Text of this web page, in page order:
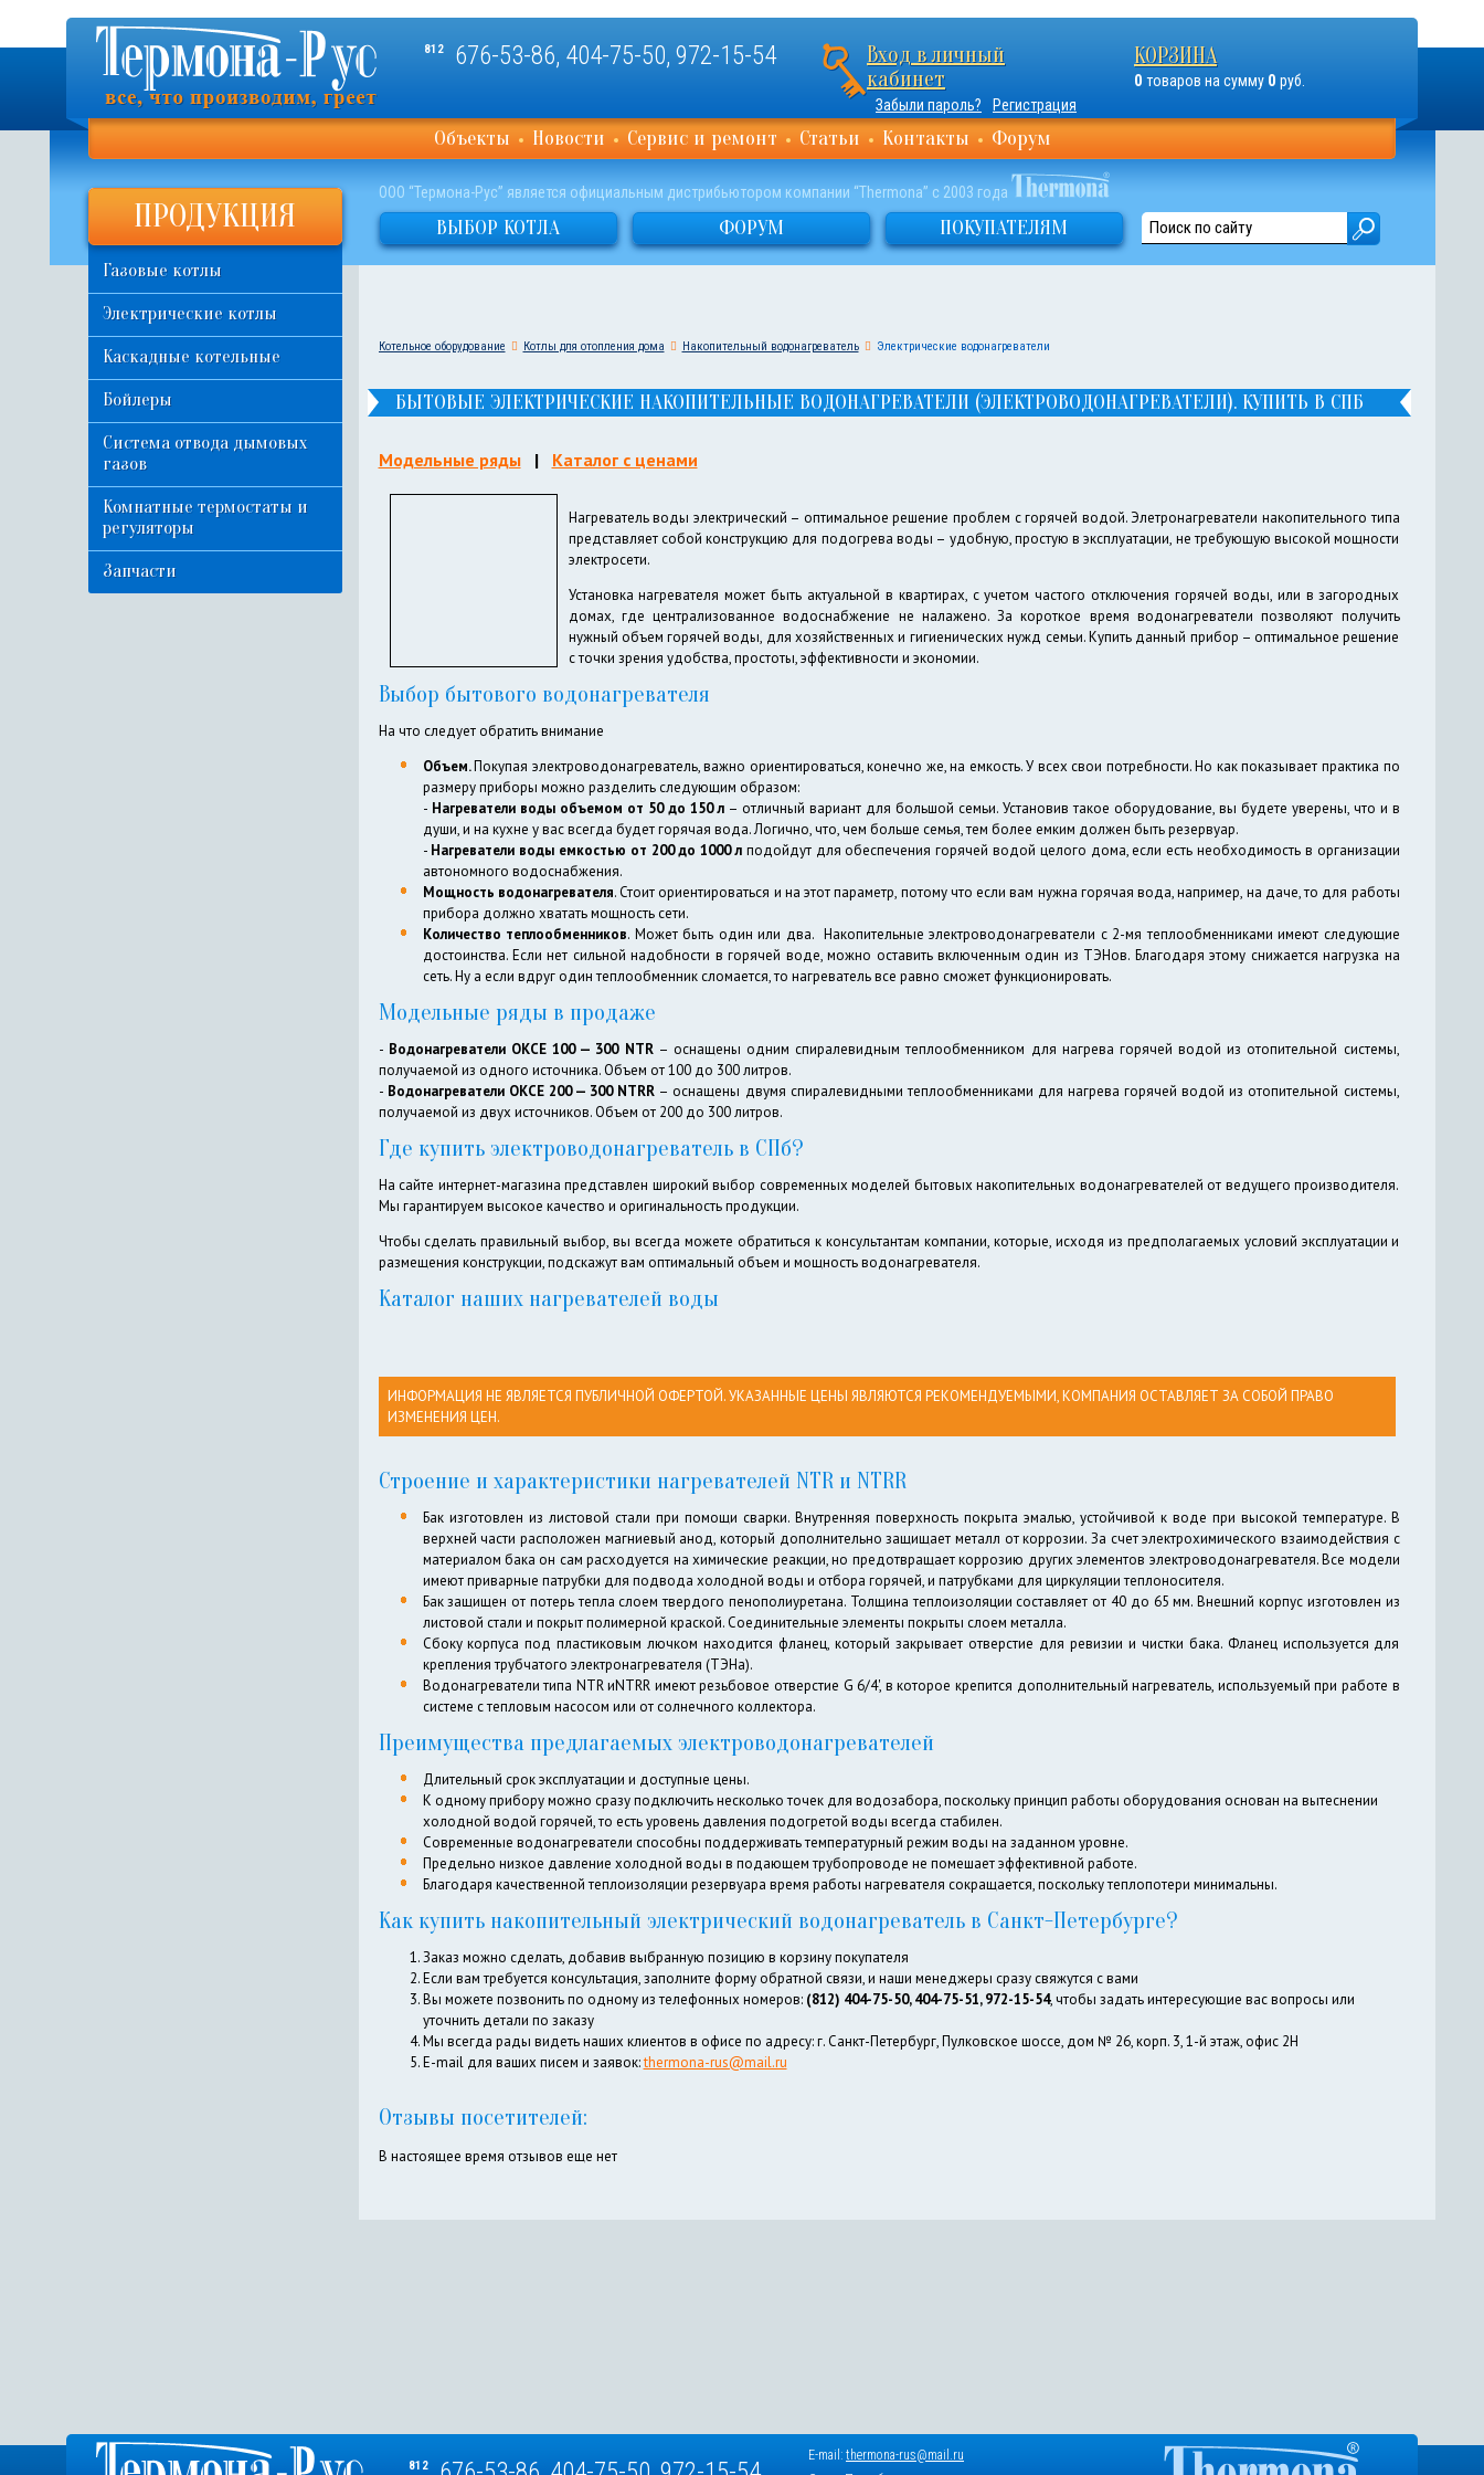
812 676-53-86, 404-75-50, 972-15-54
Вход в личный
кабинет
Регистрация
Забыли пароль?
КОРЗИНА
0 товаров на сумму 0 руб.
Объекты Новости Сервис и ремонт Статьи Контакты Форум
ООО “Термона-Рус” является официальным дистрибьютором компании “Thermona” с 2003 года
ВЫБОР КОТЛА ФОРУМ ПОКУПАТЕЛЯМ
ПРОДУКЦИЯ
Газовые котлы
Электрические котлы
Каскадные котельные
Бойлеры
Система отвода дымовых
газов
Комнатные термостаты и
регуляторы
Запчасти
Котельное оборудование Котлы для отопления дома Накопительный водонагреватель Электрические водонагреватели
БЫТОВЫЕ ЭЛЕКТРИЧЕСКИЕ НАКОПИТЕЛЬНЫЕ ВОДОНАГРЕВАТЕЛИ (ЭЛЕКТРОВОДОНАГРЕВАТЕЛИ). КУПИТЬ В СПБ
Модельные ряды| Каталог с ценами
Нагреватель воды электрический – оптимальное решение проблем с горячей водой. Элетронагреватели накопительного типа
представляет собой конструкцию для подогрева воды – удобную, простую в эксплуатации, не требующую высокой мощности
электросети.
Установка нагревателя может быть актуальной в квартирах, с учетом частого отключения горячей воды, или в загородных
домах, где централизованное водоснабжение не налажено. За короткое время водонагреватели позволяют получить
нужный объем горячей воды, для хозяйственных и гигиенических нужд семьи. Купить данный прибор – оптимальное решение
с точки зрения удобства, простоты, эффективности и экономии.
Выбор бытового водонагревателя
На что следует обратить внимание
Объем.Покупая электроводонагреватель, важно ориентироваться, конечно же, на емкость. У всех свои потребности. Но как показывает практика по
размеру приборы можно разделить следующим образом:
- Нагреватели воды объемом от 50 до 150 л– отличный вариант для большой семьи. Установив такое оборудование, вы будете уверены, что и в
души, и на кухне у вас всегда будет горячая вода. Логично, что, чем больше семья, тем более емким должен быть резервуар.
- Нагреватели воды емкостью от 200 до 1000 лподойдут для обеспечения горячей водой целого дома, если есть необходимость в организации
автономного водоснабжения.
Мощность водонагревателя. Стоит ориентироваться и на этот параметр, потому что если вам нужна горячая вода, например, на даче, то для работы
прибора должно хватать мощность сети.
Количество теплообменников. Может быть один или два. Накопительные электроводонагреватели с 2-мя теплообменниками имеют следующие
достоинства. Если нет сильной надобности в горячей воде, можно оставить включенным один из ТЭНов. Благодаря этому снижается нагрузка на
сеть. Ну а если вдруг один теплообменник сломается, то нагреватель все равно сможет функционировать.
Модельные ряды в продаже
- Водонагреватели ОКСЕ 100 — 300 NTR– оснащены одним спиралевидным теплообменником для нагрева горячей водой из отопительной системы,
получаемой из одного источника. Объем от 100 до 300 литров.
- Водонагреватели ОКСЕ 200 — 300 NTRR – оснащены двумя спиралевидными теплообменниками для нагрева горячей водой из отопительной системы,
получаемой из двух источников. Объем от 200 до 300 литров.
Где купить электроводонагреватель в СПб?
На сайте интернет-магазина представлен широкий выбор современных моделей бытовых накопительных водонагревателей от ведущего производителя.
Мы гарантируем высокое качество и оригинальность продукции.
Чтобы сделать правильный выбор, вы всегда можете обратиться к консультантам компании, которые, исходя из предполагаемых условий эксплуатации и
размещения конструкции, подскажут вам оптимальный объем и мощность водонагревателя.
Каталог наших нагревателей воды
ИНФОРМАЦИЯ НЕ ЯВЛЯЕТСЯ ПУБЛИЧНОЙ ОФЕРТОЙ. УКАЗАННЫЕ ЦЕНЫ ЯВЛЯЮТСЯ РЕКОМЕНДУЕМЫМИ, КОМПАНИЯ ОСТАВЛЯЕТ ЗА СОБОЙ ПРАВО
ИЗМЕНЕНИЯ ЦЕН.
Строение и характеристики нагревателей NTR и NTRR
Бак изготовлен из листовой стали при помощи сварки. Внутренняя поверхность покрыта эмалью, устойчивой к воде при высокой температуре. В
верхней части расположен магниевый анод, который дополнительно защищает металл от коррозии. За счет электрохимического взаимодействия с
материалом бака он сам расходуется на химические реакции, но предотвращает коррозию других элементов электроводонагревателя. Все модели
имеют приварные патрубки для подвода холодной воды и отбора горячей, и патрубками для циркуляции теплоносителя.
Бак защищен от потерь тепла слоем твердого пенополиуретана. Толщина теплоизоляции составляет от 40 до 65 мм. Внешний корпус изготовлен из
листовой стали и покрыт полимерной краской. Соединительные элементы покрыты слоем металла.
Сбоку корпуса под пластиковым лючком находится фланец, который закрывает отверстие для ревизии и чистки бака. Фланец используется для
крепления трубчатого электронагревателя (ТЭНа).
Водонагреватели типа NTR иNTRR имеют резьбовое отверстие G 6/4', в которое крепится дополнительный нагреватель, используемый при работе в
системе с тепловым насосом или от солнечного коллектора.
Преимущества предлагаемых электроводонагревателей
Длительный срок эксплуатации и доступные цены.
К одному прибору можно сразу подключить несколько точек для водозабора, поскольку принцип работы оборудования основан на вытеснении
холодной водой горячей, то есть уровень давления подогретой воды всегда стабилен.
Современные водонагреватели способны поддерживать температурный режим воды на заданном уровне.
Предельно низкое давление холодной воды в подающем трубопроводе не помешает эффективной работе.
Благодаря качественной теплоизоляции резервуара время работы нагревателя сокращается, поскольку теплопотери минимальны.
Как купить накопительный электрический водонагреватель в Санкт-Петербурге?
Заказ можно сделать, добавив выбранную позицию в корзину покупателя
Если вам требуется консультация, заполните форму обратной связи, и наши менеджеры сразу свяжутся с вами
Вы можете позвонить по одному из телефонных номеров: (812) 404-75-50, 404-75-51, 972-15-54, чтобы задать интересующие вас вопросы или
уточнить детали по заказу
Мы всегда рады видеть наших клиентов в офисе по адресу: г. Санкт-Петербург, Пулковское шоссе, дом № 26, корп. 3, 1-й этаж, офис 2Н
E-mail для ваших писем и заявок:thermona-rus@mail.ru
Отзывы посетителей:
В настоящее время отзывов еще нет
812
E-mail: thermona-rus@mail.ru